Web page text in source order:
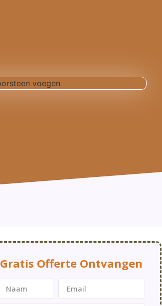
Gratis Offerte Ontvangen